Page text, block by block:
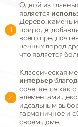
Одной из
является
Дерево, камень
природе,
всего
ценных пород
что является
Классическая
интерьер
сочетается как
элементами
идеальным
гармоничное и
своем доме.